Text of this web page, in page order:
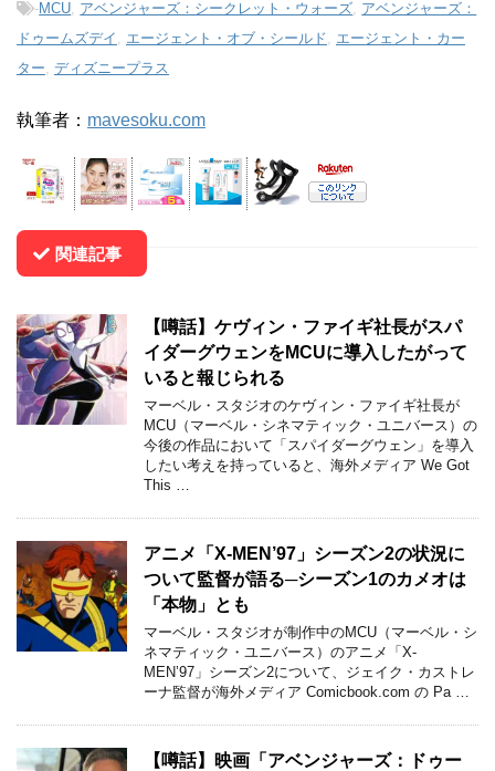
-MCU アベンジャーズ：シークレット・ウォーズ アベンジャーズ：
ドゥームズデイ エージェント・オブ・シールド エージェント・カー
ター ディズニープラス
執筆者： mavesoku.com
関連記事
【噂話】ケヴィン・ファイギ社長がスパ
イダーグウェンをMCUに導入したがって
いると報じられる
マーベル・スタジオのケヴィン・ファイギ社長が
MCU（マーベル・シネマティック・ユニバース）の
今後の作品において「スパイダーグウェン」を導入
したい考えを持っていると、海外メディア We Got
This …
アニメ「X-MEN’97」シーズン2の状況に
ついて監督が語る─シーズン1のカメオは
「本物」とも
マーベル・スタジオが制作中のMCU（マーベル・シ
ネマティック・ユニバース）のアニメ「X-
MEN’97」シーズン2について、ジェイク・カストレ
ーナ監督が海外メディア Comicbook.com の Pa …
【噂話】映画「アベンジャーズ：ドゥー